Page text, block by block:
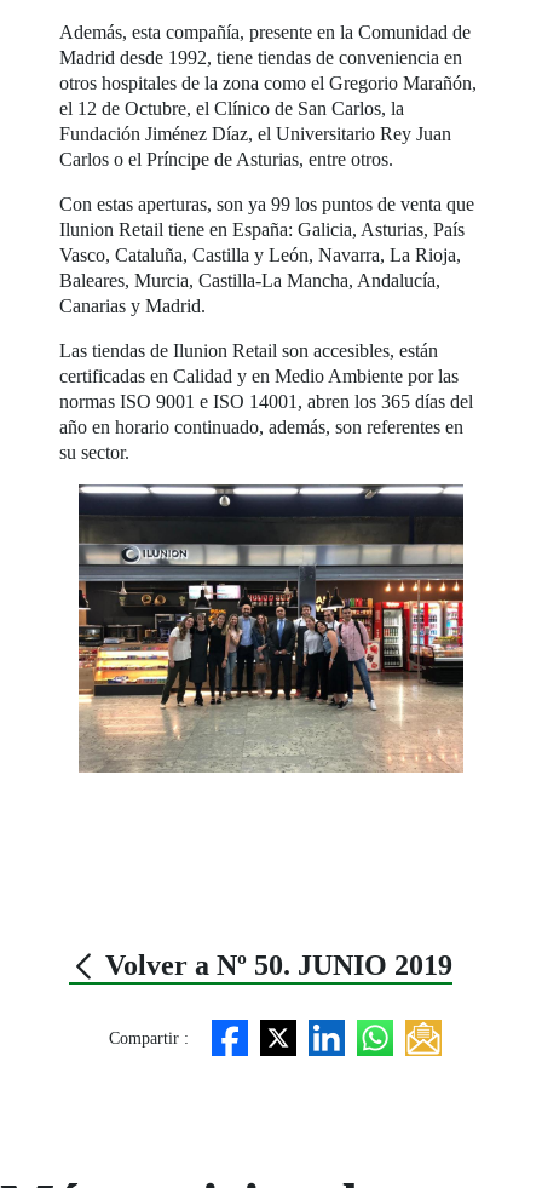
Además, esta compañía, presente en la Comunidad de
Madrid desde 1992, tiene tiendas de conveniencia en
otros hospitales de la zona como el Gregorio Marañón,
el 12 de Octubre, el Clínico de San Carlos, la
Fundación Jiménez Díaz, el Universitario Rey Juan
Carlos o el Príncipe de Asturias, entre otros.
Con estas aperturas, son ya 99 los puntos de venta que
Ilunion Retail tiene en España: Galicia, Asturias, País
Vasco, Cataluña, Castilla y León, Navarra, La Rioja,
Baleares, Murcia, Castilla-La Mancha, Andalucía,
Canarias y Madrid.
Las tiendas de Ilunion Retail son accesibles, están
certificadas en Calidad y en Medio Ambiente por las
normas ISO 9001 e ISO 14001, abren los 365 días del
año en horario continuado, además, son referentes en
su sector.
Volver a Nº 50. JUNIO 2019
Compartir :